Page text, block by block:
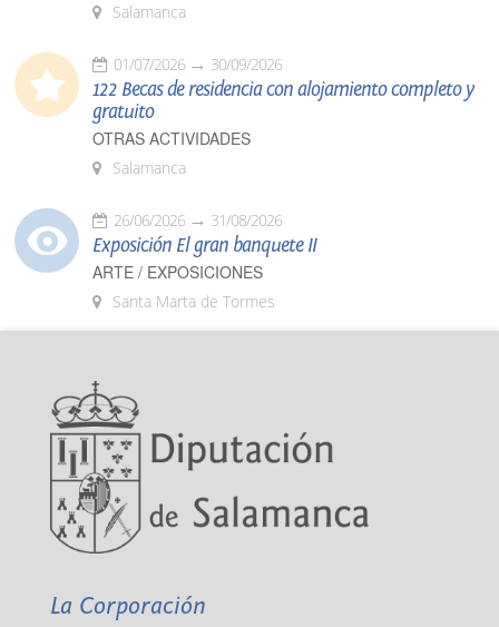
Salamanca
01/07/2026 30/09/2026
122 Becas de residencia con alojamiento completo y
gratuito
OTRAS ACTIVIDADES
Salamanca
26/06/2026 31/08/2026
Exposición El gran banquete II
ARTE / EXPOSICIONES
Santa Marta de Tormes
La Corporación